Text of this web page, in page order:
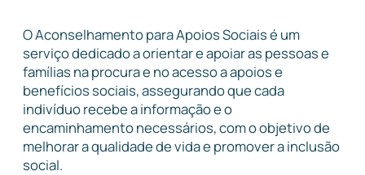
O Aconselhamento para Apoios Sociais é um
serviço dedicado a orientar e apoiar as pessoas e
famílias na procura e no acesso a apoios e
benefícios sociais, assegurando que cada
indivíduo recebe a informação e o
encaminhamento necessários, com o objetivo de
melhorar a qualidade de vida e promover a inclusão
social.